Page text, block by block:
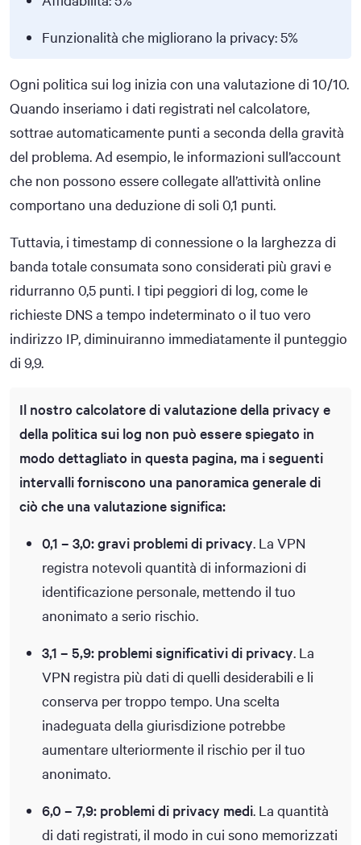
Funzionalità che migliorano la privacy: 5%
Ogni politica sui log inizia con una valutazione di 10/10.
Quando inseriamo i dati registrati nel calcolatore,
sottrae automaticamente punti a seconda della gravità
del problema. Ad esempio, le informazioni sull’account
che non possono essere collegate all’attività online
comportano una deduzione di soli 0,1 punti.
Tuttavia, i timestamp di connessione o la larghezza di
banda totale consumata sono considerati più gravi e
ridurranno 0,5 punti. I tipi peggiori di log, come le
richieste DNS a tempo indeterminato o il tuo vero
indirizzo IP, diminuiranno immediatamente il punteggio
di 9,9.
Il nostro calcolatore di valutazione della privacy e
della politica sui log non può essere spiegato in
modo dettagliato in questa pagina, ma i seguenti
intervalli forniscono una panoramica generale di
ciò che una valutazione significa:
0,1 – 3,0: gravi problemi di privacy. La VPN
registra notevoli quantità di informazioni di
identificazione personale, mettendo il tuo
anonimato a serio rischio.
3,1 – 5,9: problemi significativi di privacy. La
VPN registra più dati di quelli desiderabili e li
conserva per troppo tempo. Una scelta
inadeguata della giurisdizione potrebbe
aumentare ulteriormente il rischio per il tuo
anonimato.
6,0 – 7,9: problemi di privacy medi. La quantità
di dati registrati, il modo in cui sono memorizzati